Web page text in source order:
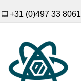
+31 (0)497 33 8061